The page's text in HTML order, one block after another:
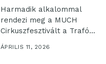
Harmadik alkalommal
rendezi meg a MUCH
Cirkuszfesztivált a Trafó a
OneTwoMany Collective...
ÁPRILIS 11, 2026